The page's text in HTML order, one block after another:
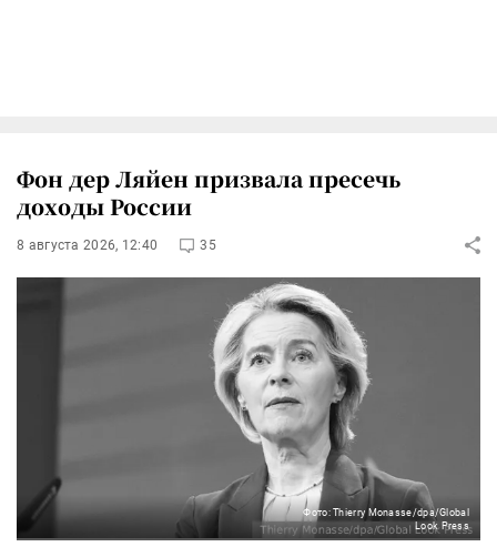
Фон дер Ляйен призвала пресечь
доходы России
8 августа 2026, 12:40 35
Фото: Thierry Monasse/dpa/Global
Look Press